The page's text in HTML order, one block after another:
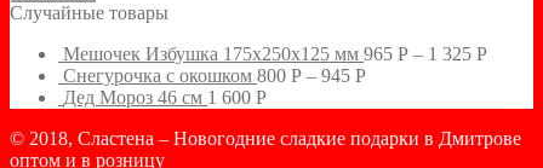
Случайные товары
Мешочек Избушка 175х250х125 мм 965 Р – 1 325 Р
Снегурочка с окошком 800 Р – 945 Р
Дед Мороз 46 см 1 600 Р
© 2018, Сластена – Новогодние сладкие подарки в Дмитрове
оптом и в розницу